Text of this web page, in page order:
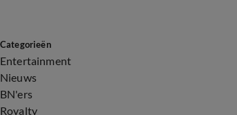
Categorieën
Entertainment
Nieuws
BN'ers
Royalty